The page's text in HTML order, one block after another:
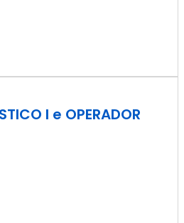
I e OPERADOR